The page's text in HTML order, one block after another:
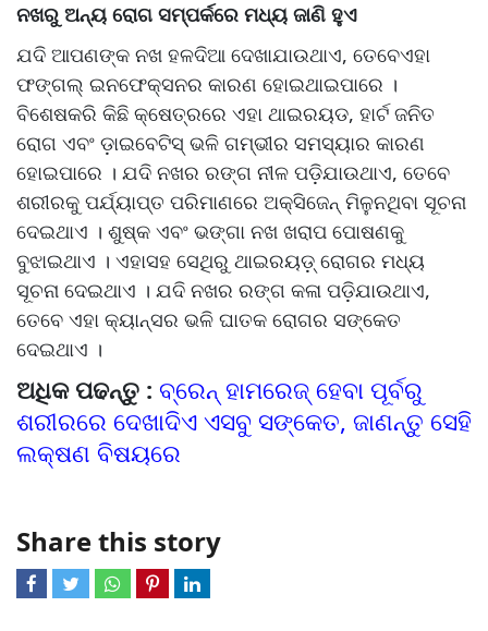
ନଖରୁ ଅନ୍ୟ ରୋଗ ସମ୍ପର୍କରେ ମଧ୍ୟ ଜାଣି ହୁଏ
ଯଦି ଆପଣଙ୍କ ନଖ ହଳଦିଆ ଦେଖାଯାଉଥାଏ, ତେବେଏହା
ଫଙ୍ଗଲ୍ ଇନଫେକ୍ସନର କାରଣ ହୋଇଥାଇପାରେ ।
ବିଶେଷକରି କିଛି କ୍ଷେତ୍ରରେ ଏହା ଥାଇରୟଡ, ହାର୍ଟ ଜନିତ
ରୋଗ ଏବଂ ଡ଼ାଇବେଟିସ୍ ଭଳି ଗମ୍ଭୀର ସମସ୍ୟାର କାରଣ
ହୋଇପାରେ । ଯଦି ନଖର ରଙ୍ଗ ନୀଳ ପଡ଼ିଯାଉଥାଏ, ତେବେ
ଶରୀରକୁ ପର୍ଯ୍ୟାପ୍ତ ପରିମାଣରେ ଅକ୍ସିଜେନ୍ ମିଳୁନଥିବା ସୂଚନା
ଦେଇଥାଏ । ଶୁଷ୍କ ଏବଂ ଭଙ୍ଗା ନଖ ଖରାପ ପୋଷଣକୁ
ବୁଝାଇଥାଏ । ଏହାସହ ସେଥିରୁ ଥାଇରୟଡ଼୍ ରୋଗର ମଧ୍ୟ
ସୂଚନା ଦେଇଥାଏ । ଯଦି ନଖର ରଙ୍ଗ କଳା ପଡ଼ିଯାଉଥାଏ,
ତେବେ ଏହା କ୍ୟାନ୍ସର ଭଳି ଘାତକ ରୋଗର ସଙ୍କେତ
ଦେଇଥାଏ ।
ଅଧିକ ପଢନ୍ତୁ : ବ୍ରେନ୍ ହାମରେଜ୍ ହେବା ପୂର୍ବରୁ
ଶରୀରରେ ଦେଖାଦିଏ ଏସବୁ ସଙ୍କେତ, ଜାଣନ୍ତୁ ସେହି
ଲକ୍ଷଣ ବିଷୟରେ
Share this story